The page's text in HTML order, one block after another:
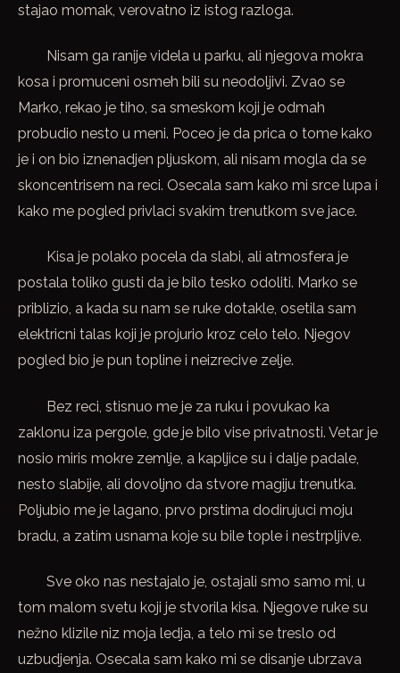
stajao momak, verovatno iz istog razloga.
Nisam ga ranije videla u parku, ali njegova mokra
kosa i promuceni osmeh bili su neodoljivi. Zvao se
Marko, rekao je tiho, sa smeskom koji je odmah
probudio nesto u meni. Poceo je da prica o tome kako
je i on bio iznenadjen pljuskom, ali nisam mogla da se
skoncentrisem na reci. Osecala sam kako mi srce lupa i
kako me pogled privlaci svakim trenutkom sve jace.
Kisa je polako pocela da slabi, ali atmosfera je
postala toliko gusti da je bilo tesko odoliti. Marko se
priblizio, a kada su nam se ruke dotakle, osetila sam
elektricni talas koji je projurio kroz celo telo. Njegov
pogled bio je pun topline i neizrecive zelje.
Bez reci, stisnuo me je za ruku i povukao ka
zaklonu iza pergole, gde je bilo vise privatnosti. Vetar je
nosio miris mokre zemlje, a kapljice su i dalje padale,
nesto slabije, ali dovoljno da stvore magiju trenutka.
Poljubio me je lagano, prvo prstima dodirujuci moju
bradu, a zatim usnama koje su bile tople i nestrpljive.
Sve oko nas nestajalo je, ostajali smo samo mi, u
tom malom svetu koji je stvorila kisa. Njegove ruke su
nežno klizile niz moja ledja, a telo mi se treslo od
uzbudjenja. Osecala sam kako mi se disanje ubrzava